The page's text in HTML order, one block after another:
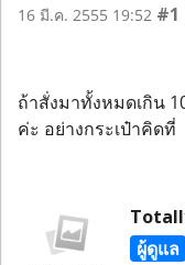
16 มี.ค. 2555 19:52 #1
ถ้าสั่งมาทั้งหมดเกิน
ค่ะ อย่างกระเป๋าคิด
ผู้ดูแล